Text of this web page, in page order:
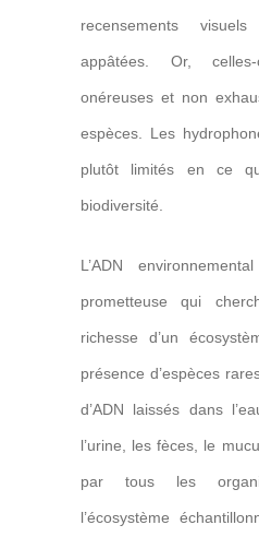
recensements
appâtées. Or,
onéreuses et non
espèces. Les
plutôt limités en ce
biodiversité.
L’ADN
prometteuse qui
richesse d’un
présence d’espèces
d’ADN laissés dans
l’urine, les fèces, le
par tous les
l’écosystème